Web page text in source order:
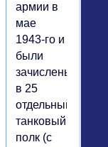
армии в
мае
1943-го и
были
зачислены
в 25
отдельный
танковый
полк (с